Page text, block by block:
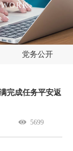
党务公开
完成任务平安返
5699